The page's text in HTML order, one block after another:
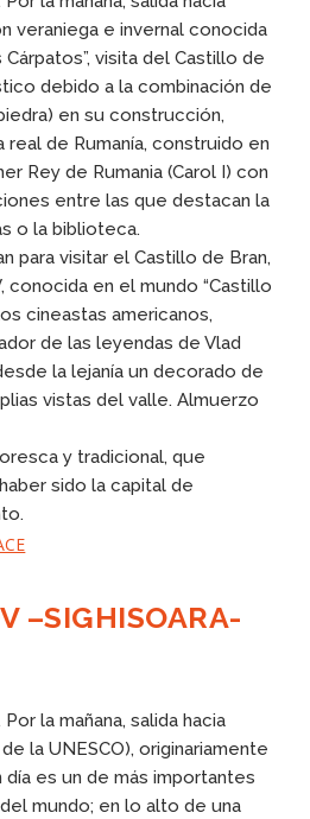
veraniega e invernal conocida
visita del Castillo de
debido a la combinación de
en su construcción,
real de Rumanía, construido en
Rey de Rumania (Carol I) con
entre las que destacan la
o la biblioteca.
para visitar el Castillo de Bran,
conocida en el mundo “Castillo
cineastas americanos,
de las leyendas de Vlad
la lejanía un decorado de
vistas del valle. Almuerzo
y tradicional, que
sido la capital de
–SIGHISOARA-
la mañana, salida hacia
la UNESCO), originariamente
día es un de más importantes
mundo; en lo alto de una